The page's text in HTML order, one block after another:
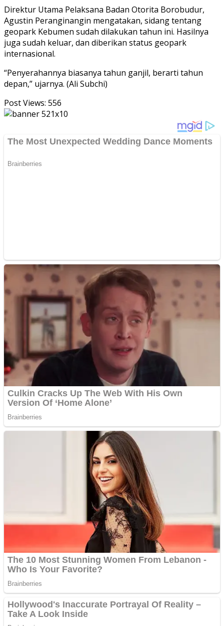
Direktur Utama Pelaksana Badan Otorita Borobudur,
Agustin Peranginangin mengatakan, sidang tentang
geopark Kebumen sudah dilakukan tahun ini. Hasilnya
juga sudah keluar, dan diberikan status geopark
internasional.
“Penyerahannya biasanya tahun ganjil, berarti tahun
depan,” ujarnya. (Ali Subchi)
Post Views: 556